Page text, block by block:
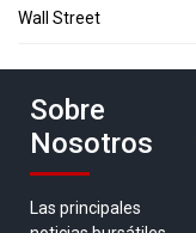
Wall Street
Sobre
Nosotros
Las principales